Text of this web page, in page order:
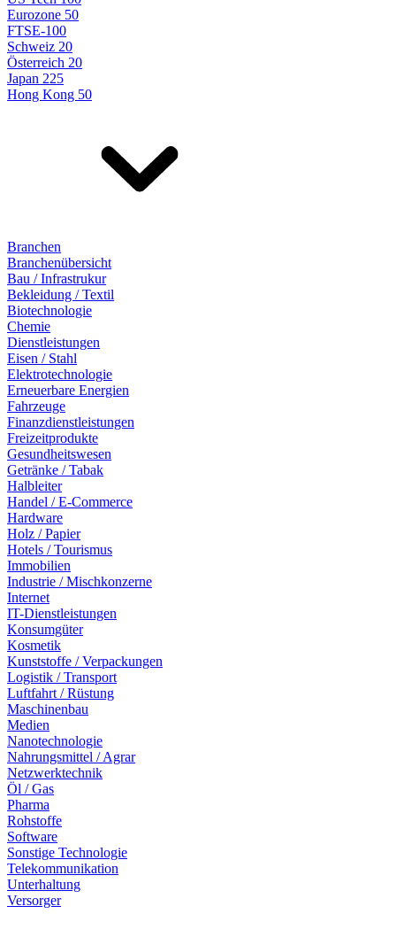
Eurozone 50
FTSE-100
Schweiz 20
Österreich 20
Japan 225
Hong Kong 50
Branchen
Branchenübersicht
Bau / Infrastrukur
Bekleidung / Textil
Biotechnologie
Chemie
Dienstleistungen
Eisen / Stahl
Elektrotechnologie
Erneuerbare Energien
Fahrzeuge
Finanzdienstleistungen
Freizeitprodukte
Gesundheitswesen
Getränke / Tabak
Halbleiter
Handel / E-Commerce
Hardware
Holz / Papier
Hotels / Tourismus
Immobilien
Industrie / Mischkonzerne
Internet
IT-Dienstleistungen
Konsumgüter
Kosmetik
Kunststoffe / Verpackungen
Logistik / Transport
Luftfahrt / Rüstung
Maschinenbau
Medien
Nanotechnologie
Nahrungsmittel / Agrar
Netzwerktechnik
Öl / Gas
Pharma
Rohstoffe
Software
Sonstige Technologie
Telekommunikation
Unterhaltung
Versorger